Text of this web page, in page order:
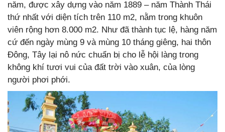
năm, được xây dựng vào năm 1889 – năm Thành Thái
thứ nhất với diện tích trên 110 m2, nằm trong khuôn
viên rộng hơn 8.000 m2. Như đã thành tục lệ, hàng năm
cứ đến ngày mùng 9 và mùng 10 tháng giêng, hai thôn
Đông, Tây lại nô nức chuẩn bị cho lễ hội làng trong
không khí tươi vui của đất trời vào xuân, của lòng
người phơi phới.